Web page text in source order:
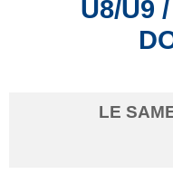
U8/U9
LE